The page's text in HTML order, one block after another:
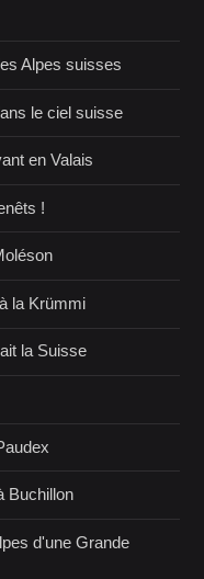
Alpes suisses
le ciel suisse
en Valais
!
la Krümmi
la Suisse
Buchillon
d'une Grande